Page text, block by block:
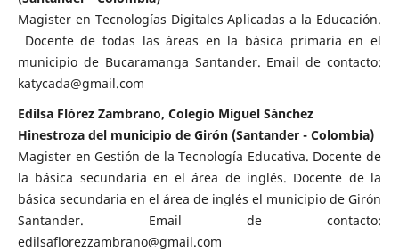
Magister en Tecnologías Digitales Aplicadas a la Educación.
Docente de todas las áreas en la básica primaria en el
municipio de Bucaramanga Santander. Email de contacto:
katycada@gmail.com
Edilsa Flórez Zambrano, Colegio Miguel Sánchez
Hinestroza del municipio de Girón (Santander - Colombia)
Magister en Gestión de la Tecnología Educativa. Docente de
la básica secundaria en el área de inglés. Docente de la
básica secundaria en el área de inglés el municipio de Girón
Santander. Email de contacto:
edilsaflorezzambrano@gmail.com